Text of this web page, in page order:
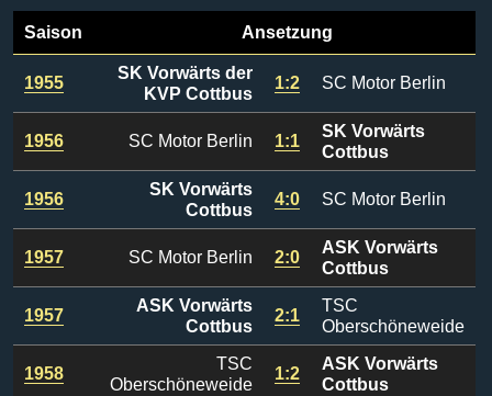
Saison Ansetzung
1955
SK Vorwärts der
KVP Cottbus
1:2 SC Motor Berlin
1956 SC Motor Berlin 1:1
SK Vorwärts
Cottbus
1956
SK Vorwärts
Cottbus
4:0 SC Motor Berlin
1957 SC Motor Berlin 2:0
ASK Vorwärts
Cottbus
1957
ASK Vorwärts
Cottbus
2:1
TSC
Oberschöneweide
1958
TSC
Oberschöneweide
1:2
ASK Vorwärts
Cottbus